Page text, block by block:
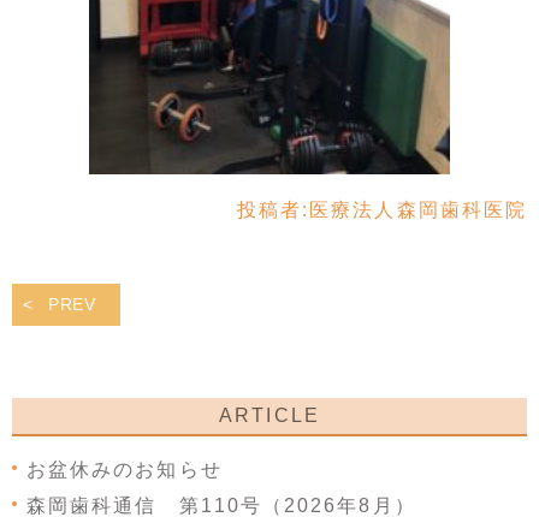
投稿者: 医療法人森岡歯科医院
PREV
ARTICLE
お盆休みのお知らせ
森岡歯科通信 第110号（2026年8月）